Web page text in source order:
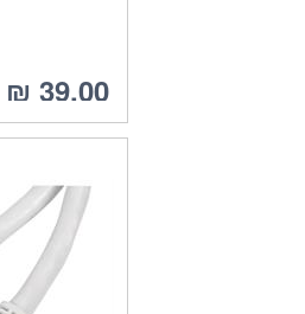
39.00 ₪